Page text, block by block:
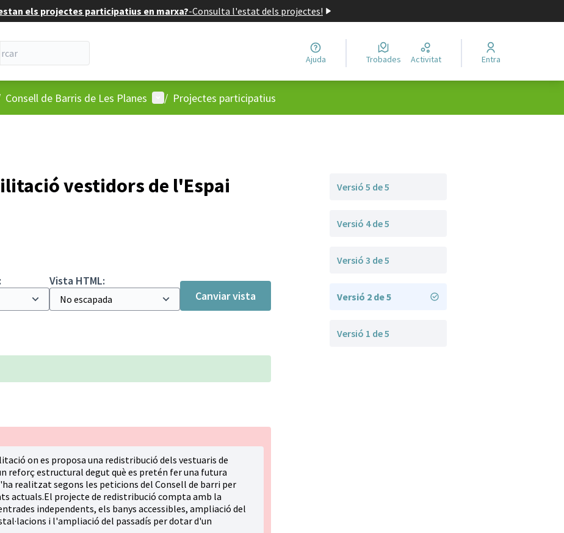
els projectes participatius en marxa?-Consulta l'estat dels projectes!
Ajuda Trobades Activitat Entra
d'usuari
Consell de Barris de Les Planes Menú d'usuari
/ Projectes participatius
vestidors de l'Espai
Vista HTML:
Canviar vista
on es proposa una redistribució dels vestuaris de
reforç estructural degut què es pretén fer una futura
realitzat segons les peticions del Consell de barri per
actuals.El projecte de redistribució compta amb la
independents, els banys accessibles, ampliació del
i l'ampliació del passadís per dotar d'un
Versió 5 de 5
Versió 4 de 5
Versió 3 de 5
Versió 2 de 5
Versió 1 de 5